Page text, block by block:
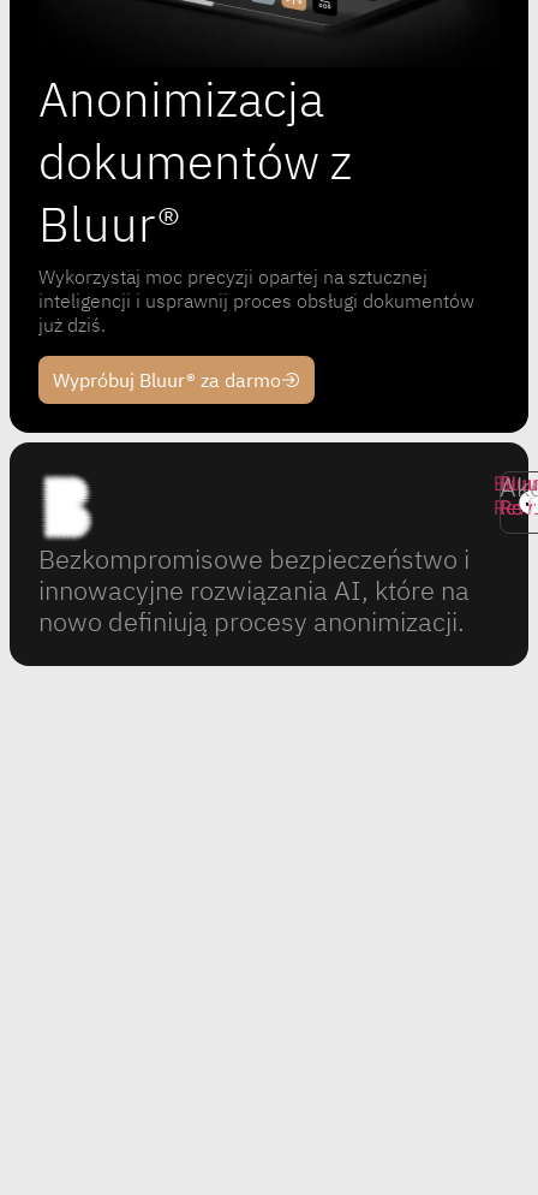
Anonimizacja
dokumentów z
Bluur®
Wykorzystaj moc precyzji opartej na sztucznej
inteligencji i usprawnij proces obsługi dokumentów
już dziś.
Wypróbuj Bluur® za darmo
Bezkompromisowe bezpieczeństwo i
innowacyjne rozwiązania AI, które na
nowo definiują procesy anonimizacji.
Bluur